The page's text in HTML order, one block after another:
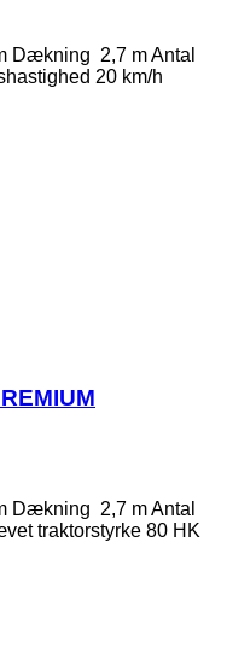
Dækning 2,7 mAntal
20 km/h
Dækning 2,7 mAntal
traktorstyrke 80 HK